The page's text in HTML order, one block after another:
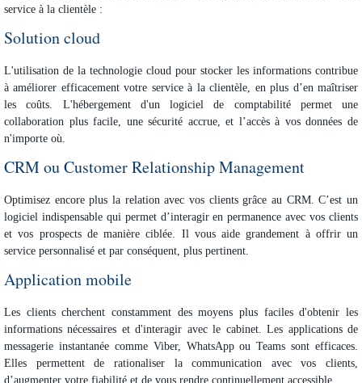
service à la clientèle :
Solution cloud
L'utilisation de la technologie cloud pour stocker les informations contribue
à améliorer efficacement votre service à la clientèle, en plus d’en maîtriser
les coûts. L'hébergement d'un logiciel de comptabilité permet une
collaboration plus facile, une sécurité accrue, et l’accès à vos données de
n'importe où.
CRM ou Customer Relationship Management
Optimisez encore plus la relation avec vos clients grâce au CRM. C’est un
logiciel indispensable qui permet d’interagir en permanence avec vos clients
et vos prospects de manière ciblée. Il vous aide grandement à offrir un
service personnalisé et par conséquent, plus pertinent.
Application mobile
Les clients cherchent constamment des moyens plus faciles d'obtenir les
informations nécessaires et d'interagir avec le cabinet. Les applications de
messagerie instantanée comme Viber, WhatsApp ou Teams sont efficaces.
Elles permettent de rationaliser la communication avec vos clients,
d’augmenter votre fiabilité et de vous rendre continuellement accessible.